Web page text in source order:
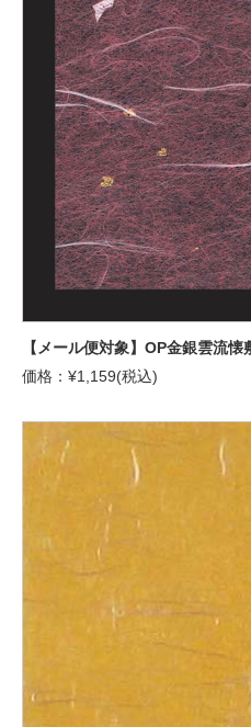
【メール便対象】OP金銀雲流
価格：¥1,159(税込)